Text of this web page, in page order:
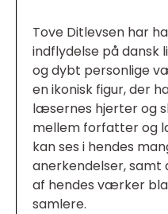
Tove Ditlevsen har
indflydelse på
og dybt personlige
en ikonisk figur, der
læsernes hjerter og
mellem forfatter og
kan ses i hendes
anerkendelser,
af hendes værker
samlere.